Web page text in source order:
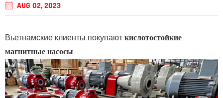
AUG 02, 2023
Вьетнамские клиенты покупают кислотостойкие
магнитные насосы